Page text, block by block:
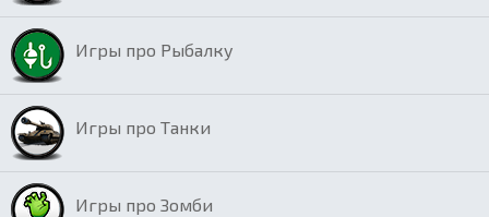
Игры про Рыбалку
Игры про Танки
Игры про Зомби